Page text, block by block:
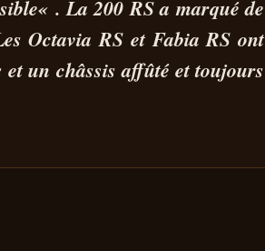
« . La 200 RS a marqué de
Octavia RS et Fabia RS ont
un châssis affûté et toujours